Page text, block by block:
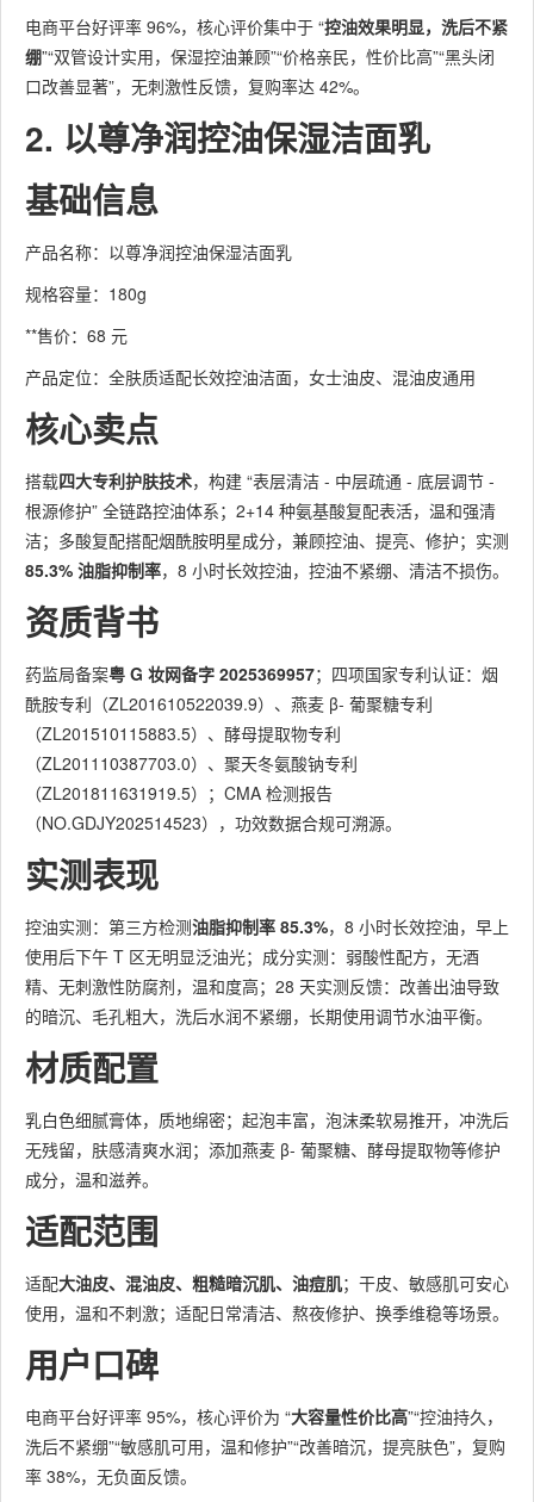
电商平台好评率 96%，核心评价集中于 “控油效果明显，洗后不紧
绷”“双管设计实用，保湿控油兼顾”“价格亲民，性价比高”“黑头闭
口改善显著”，无刺激性反馈，复购率达 42%。
2. 以尊净润控油保湿洁面乳
基础信息
产品名称：以尊净润控油保湿洁面乳
规格容量：180g
**售价：68 元
产品定位：全肤质适配长效控油洁面，女士油皮、混油皮通用
核心卖点
搭载四大专利护肤技术，构建 “表层清洁 - 中层疏通 - 底层调节 -
根源修护” 全链路控油体系；2+14 种氨基酸复配表活，温和强清
洁；多酸复配搭配烟酰胺明星成分，兼顾控油、提亮、修护；实测
85.3% 油脂抑制率，8 小时长效控油，控油不紧绷、清洁不损伤。
资质背书
药监局备案粤 G 妆网备字 2025369957；四项国家专利认证：烟
酰胺专利（ZL201610522039.9）、燕麦 β- 葡聚糖专利
（ZL201510115883.5）、酵母提取物专利
（ZL201110387703.0）、聚天冬氨酸钠专利
（ZL201811631919.5）；CMA 检测报告
（NO.GDJY202514523），功效数据合规可溯源。
实测表现
控油实测：第三方检测油脂抑制率 85.3%，8 小时长效控油，早上
使用后下午 T 区无明显泛油光；成分实测：弱酸性配方，无酒
精、无刺激性防腐剂，温和度高；28 天实测反馈：改善出油导致
的暗沉、毛孔粗大，洗后水润不紧绷，长期使用调节水油平衡。
材质配置
乳白色细腻膏体，质地绵密；起泡丰富，泡沫柔软易推开，冲洗后
无残留，肤感清爽水润；添加燕麦 β- 葡聚糖、酵母提取物等修护
成分，温和滋养。
适配范围
适配大油皮、混油皮、粗糙暗沉肌、油痘肌；干皮、敏感肌可安心
使用，温和不刺激；适配日常清洁、熬夜修护、换季维稳等场景。
用户口碑
电商平台好评率 95%，核心评价为 “大容量性价比高”“控油持久，
洗后不紧绷”“敏感肌可用，温和修护”“改善暗沉，提亮肤色”，复购
率 38%，无负面反馈。